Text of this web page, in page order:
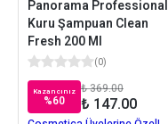
Panorama Professional
Kuru Şampuan Clean
Fresh 200 Ml
(0)
Kazancınız
%60
₺ 369.00
₺ 147.00